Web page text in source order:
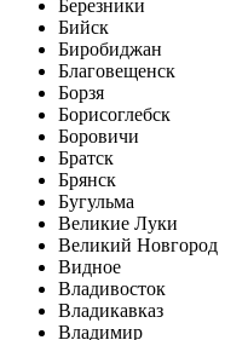
Березники
Бийск
Биробиджан
Благовещенск
Борзя
Борисоглебск
Боровичи
Братск
Брянск
Бугульма
Великие Луки
Великий Новгород
Видное
Владивосток
Владикавказ
Владимир